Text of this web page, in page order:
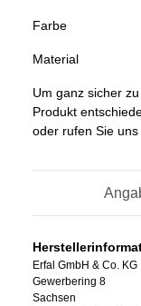
Farbe
Material
Um ganz sicher
Produkt
oder rufen Sie
Erfal GmbH & Co. KG
Gewerbering 8
Sachsen